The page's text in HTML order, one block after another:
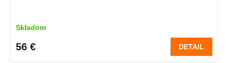
Skladom
56 € DETAIL